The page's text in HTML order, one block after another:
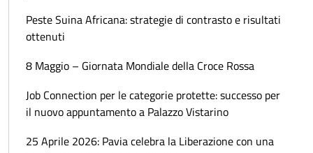
Peste Suina Africana: strategie di contrasto e risultati
ottenuti
8 Maggio – Giornata Mondiale della Croce Rossa
Job Connection per le categorie protette: successo per
il nuovo appuntamento a Palazzo Vistarino
25 Aprile 2026: Pavia celebra la Liberazione con una